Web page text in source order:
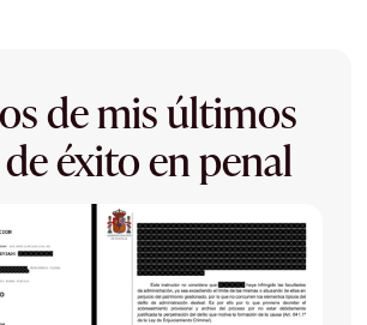
de mis últimos
éxito en penal